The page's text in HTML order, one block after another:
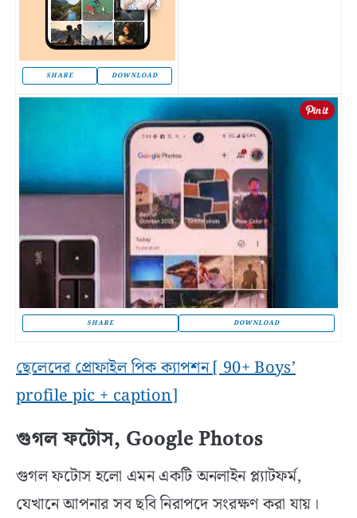
SHARE DOWNLOAD
SHARE DOWNLOAD
ছেলেদের প্রোফাইল পিক ক্যাপশন [ 90+ Boys’
profile pic + caption]
গুগল ফটোস, Google Photos
গুগল ফটোস হলো এমন একটি অনলাইন প্ল্যাটফর্ম,
যেখানে আপনার সব ছবি নিরাপদে সংরক্ষণ করা যায়।